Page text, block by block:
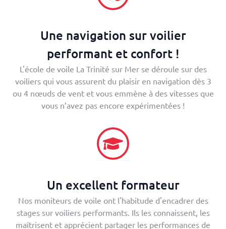
Une navigation sur voilier
performant et confort !
L'école de voile La Trinité sur Mer se déroule sur des
voiliers qui vous assurent du plaisir en navigation dès 3
ou 4 nœuds de vent et vous emmène à des vitesses que
vous n’avez pas encore expérimentées !
Un excellent formateur
Nos moniteurs de voile ont l'habitude d'encadrer des
stages sur voiliers performants. Ils les connaissent, les
maîtrisent et apprécient partager les performances de